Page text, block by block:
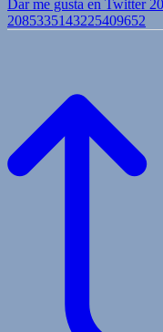
Dar me gusta en Twitter
2085335143225409652